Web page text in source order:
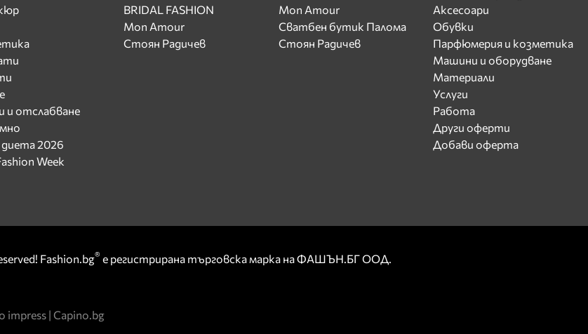
и отслабване
диета 2026
Week
BRIDAL FASHION
Mon Amour
Стоян Радичев
Mon Amour
Сватбен бутик Палома
Стоян Радичев
Аксесоари
Обувки
Парфюмерия и козметика
Машини и оборудване
Материали
Услуги
Работа
Други оферти
Добави оферта
Fashion.bg® е регистрирана търговска марка на ФАШЪН.БГ ООД.
impress | Capino.bg